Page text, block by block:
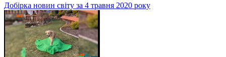
Добірка новин світу за 4 травня 2020 року